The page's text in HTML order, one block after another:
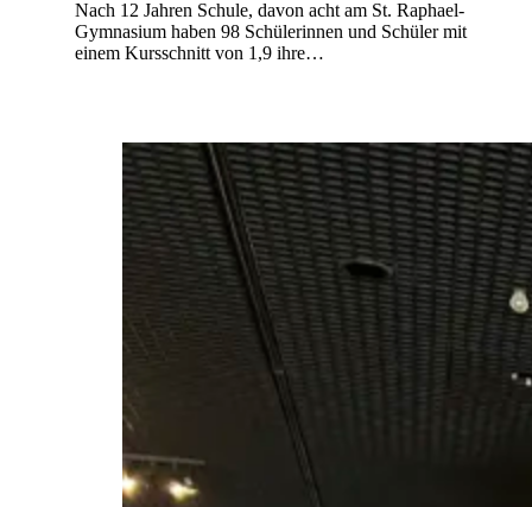
Nach 12 Jahren Schule, davon acht am St. Raphael-
Gymnasium haben 98 Schülerinnen und Schüler mit
einem Kursschnitt von 1,9 ihre…